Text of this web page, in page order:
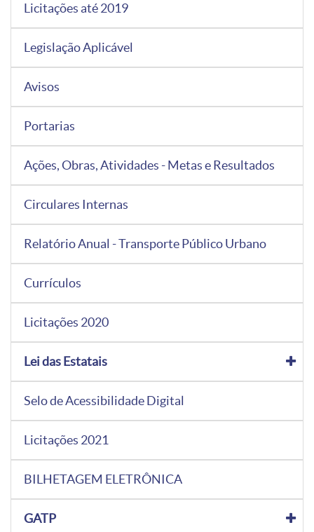
Licitações até 2019
Legislação Aplicável
Avisos
Portarias
Ações, Obras, Atividades - Metas e Resultados
Circulares Internas
Relatório Anual - Transporte Público Urbano
Currículos
Licitações 2020
Lei das Estatais
Selo de Acessibilidade Digital
Licitações 2021
BILHETAGEM ELETRÔNICA
GATP